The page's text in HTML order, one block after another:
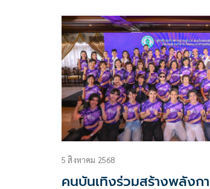
5 สิงหาคม 2568
คนบันเทิงร่วมสร้างพลังก